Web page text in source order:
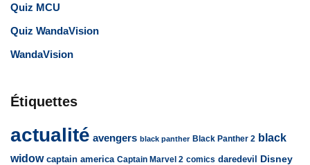
Quiz MCU
Quiz WandaVision
WandaVision
Étiquettes
actualité avengers black panther Black Panther 2 black
widow captain america Captain Marvel 2 comics daredevil Disney